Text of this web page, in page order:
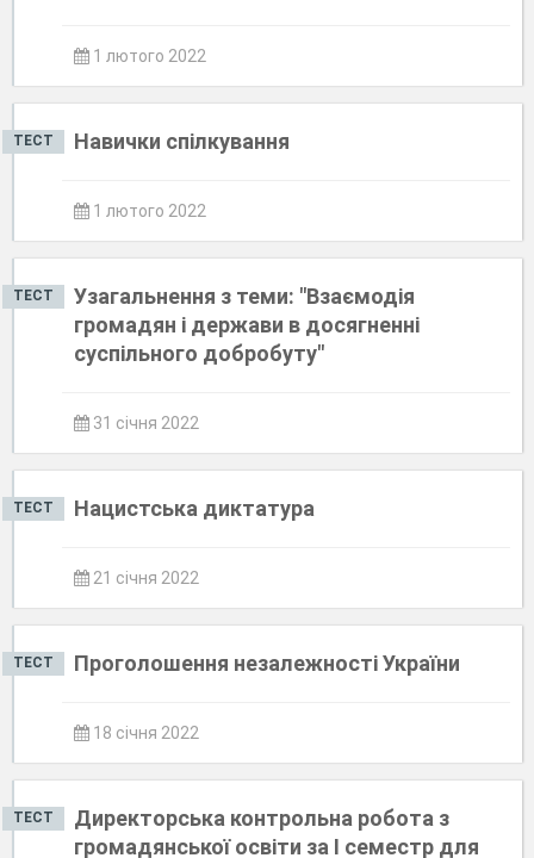
1 лютого 2022
ТЕСТ Навички спілкування
1 лютого 2022
ТЕСТ
Узагальнення з теми: "Взаємодія
громадян і держави в досягненні
суспільного добробуту"
31 січня 2022
ТЕСТ Нацистська диктатура
21 січня 2022
ТЕСТ Проголошення незалежності України
18 січня 2022
ТЕСТ
Директорська контрольна робота з
громадянської освіти за І семестр для